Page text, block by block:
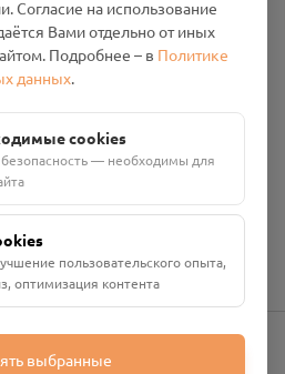
«Смоленский
Смоленская область, р-н
Западная, д. 26А, пом. 18
в АО "АЛЬФА-БАНК"
Согласие на использование
Вами отдельно от иных
Подробнее – в Политике
данных.
cookies
безопасность — необходимы для
пользовательского опыта,
оптимизация контента
выбранные